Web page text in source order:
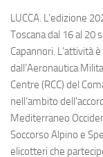
LUCCA. L’edizione
Toscana dal 16 al 20
Capannori. L’attività
dall’Aeronautica
Centre (RCC) del
nell’ambito
Mediterraneo
Soccorso Alpino e
elicotteri che